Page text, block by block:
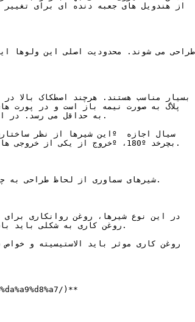
شیرهای سماوری از لحاظ طراحی به
روغن کاری به شکلی باید